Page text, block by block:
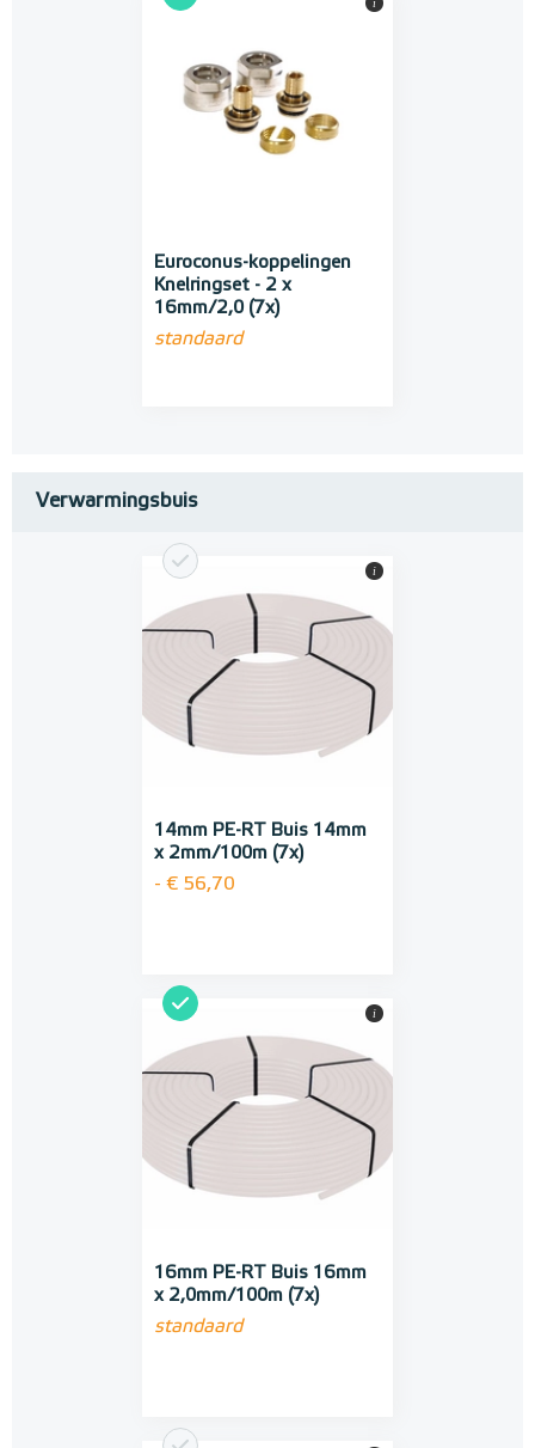
Euroconus-koppelingen
Knelringset - 2 x
16mm/2,0 (7x)
standaard
i
Verwarmingsbuis
14mm PE-RT Buis 14mm
x 2mm/100m (7x)
- € 56,70
i
16mm PE-RT Buis 16mm
x 2,0mm/100m (7x)
standaard
i